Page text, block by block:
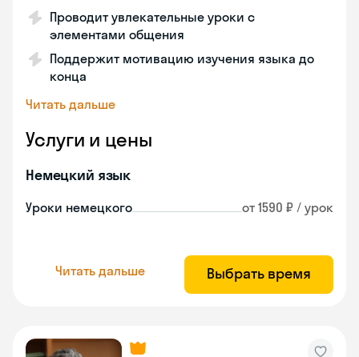
Проводит увлекательные уроки с
элементами общения
Поддержит мотивацию изучения языка до
конца
Читать дальше
Услуги и цены
Немецкий язык
Уроки немецкого от 1590 ₽ / урок
Читать дальше Выбрать время